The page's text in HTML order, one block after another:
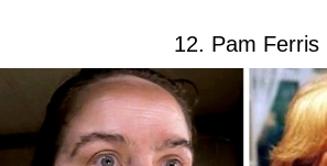
12. Pam Ferris